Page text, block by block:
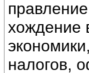
хождение
налогов,